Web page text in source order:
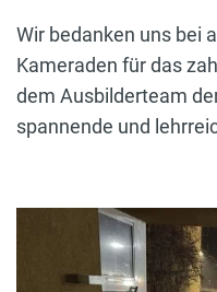
Wir bedanken uns bei
Kameraden für das
dem Ausbilderteam
spannende und